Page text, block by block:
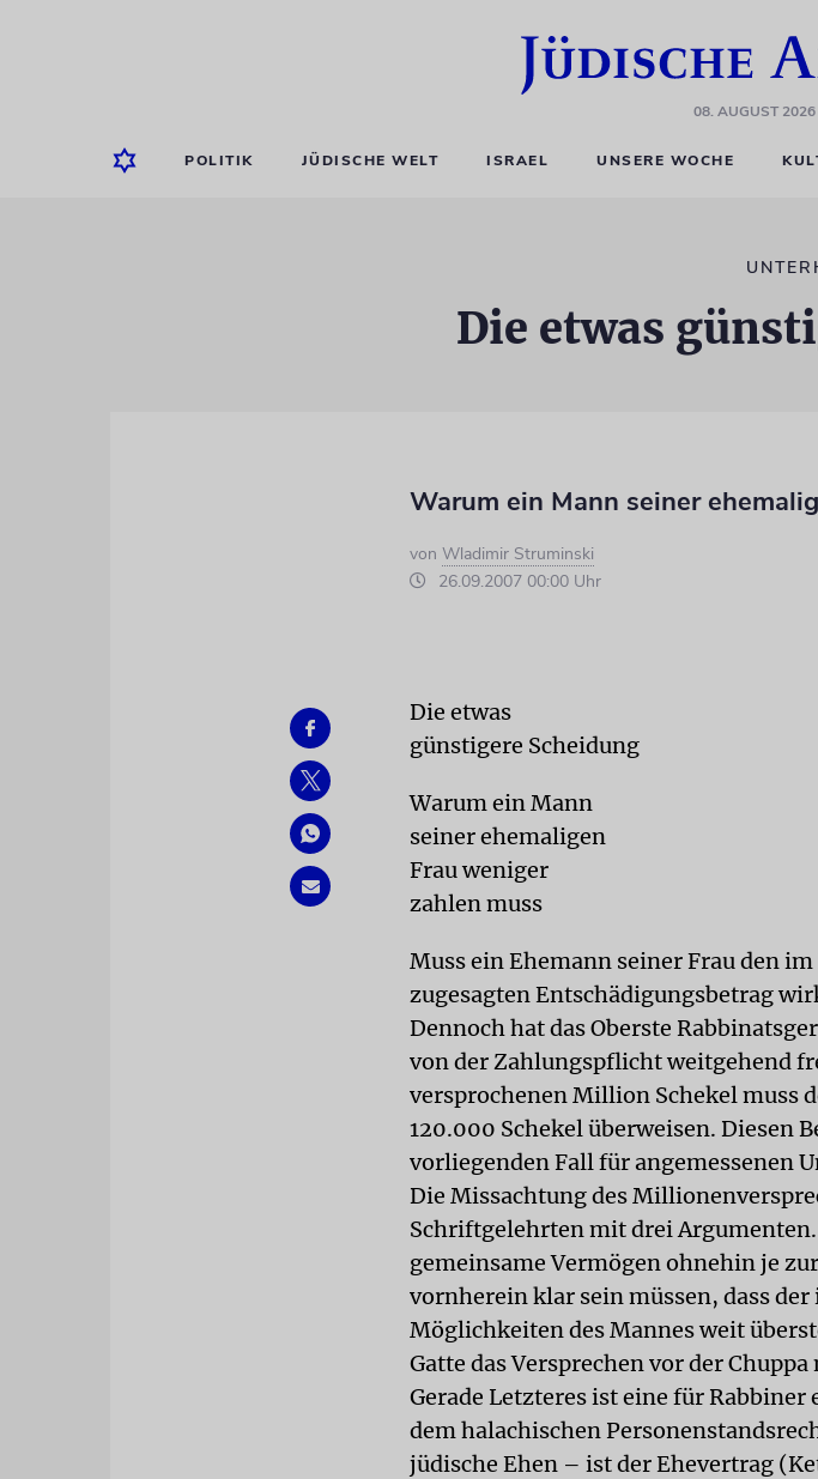
08. AUGUST 2026
POLITIK JÜDISCHE WELT ISRAEL UNSERE WOCHE
Die etwas
Warum ein Mann seiner
von Wladimir Struminski
26.09.2007 00:00 Uhr
Die etwas
günstigere Scheidung
Warum ein Mann
seiner ehemaligen
Frau weniger
zahlen muss
Muss ein Ehemann seiner Frau den
zugesagten Entschädigungsbetrag
Dennoch hat das Oberste
von der Zahlungspflicht weitgehend
versprochenen Million Schekel muss
120.000 Schekel überweisen. Diesen
vorliegenden Fall für angemessenen
Die Missachtung des
Schriftgelehrten mit drei
gemeinsame Vermögen ohnehin je
vornherein klar sein müssen, dass
Möglichkeiten des Mannes weit
Gatte das Versprechen vor der
Gerade Letzteres ist eine für Rabbiner
dem halachischen
jüdische Ehen – ist der Ehevertrag